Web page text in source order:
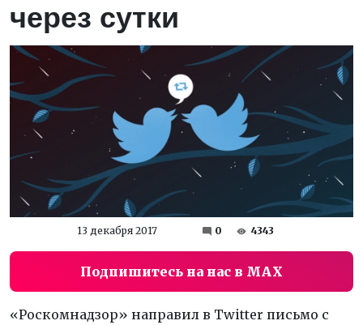
через сутки
13 декабря 2017 0 4343
Подпишитесь на нас в MAX
«Роскомнадзор» направил в Twitter письмо с